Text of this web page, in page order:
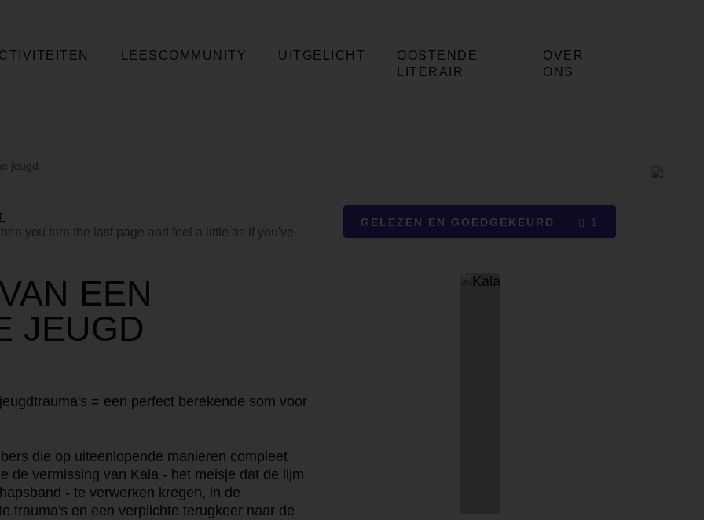
LEESCOMMUNITY UITGELICHT
OOSTENDE
LITERAIR
OVER
ONS
jeugd
you turn the last page and feel a little as if you've
EEN
JEUGD
= een perfect berekende som voor
die op uiteenlopende manieren compleet
de vermissing van Kala - het meisje dat de lijm
- te verwerken kregen, in de
trauma's en een verplichte terugkeer naar de
GELEZEN EN GOEDGEKEURD 1